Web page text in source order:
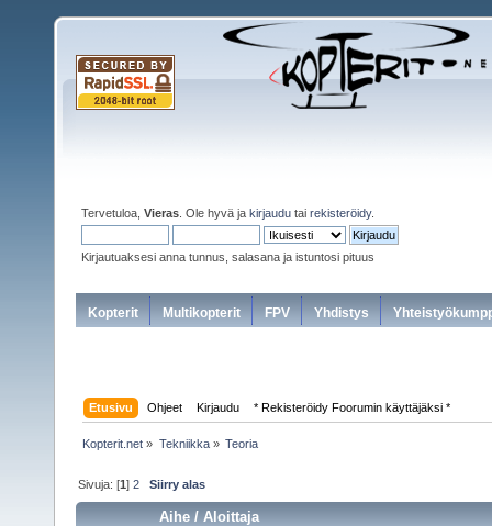
Tervetuloa, Vieras . Ole hyvä ja kirjaudu tai rekisteröidy.
Kirjautuaksesi anna tunnus, salasana ja istuntosi pituus
Kopterit Multikopterit FPV Yhdistys
Etusivu Ohjeet Kirjaudu * Rekisteröidy Foorumin käyttäjäksi *
Kopterit.net » Tekniikka» Teoria
Sivuja: [1]2 Siirry alas
Aihe /Aloittaja